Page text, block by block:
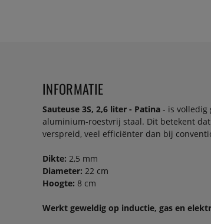
INFORMATIE
Sauteuse 3S, 2,6 liter - Patina - is volledig
aluminium-roestvrij staal. Dit betekent
verspreid, veel efficiënter dan bij
Dikte: 2,5 mm
Diameter: 22 cm
Hoogte: 8 cm
Werkt geweldig op inductie, gas en